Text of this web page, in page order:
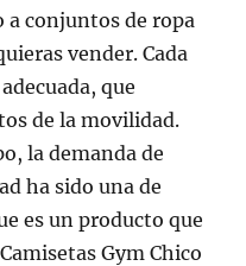
a conjuntos de ropa
vender. Cada
que
de la movilidad.
la demanda de
ha sido una de
es un producto que
Gym Chico